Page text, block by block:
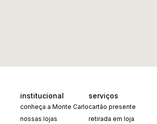
institucional
conheça a Monte Carlo
nossas lojas
serviços
cartão presente
retirada em loja